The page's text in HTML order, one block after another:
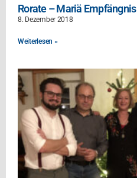
Rorate – Mariä Empfängnis
8. Dezember 2018
Weiterlesen »